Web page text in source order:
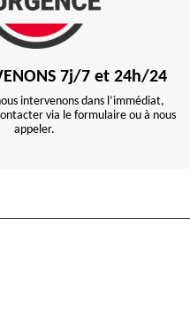
7j/7 et 24h/24
intervenons dans l’immédiat,
via le formulaire ou à nous
appeler.